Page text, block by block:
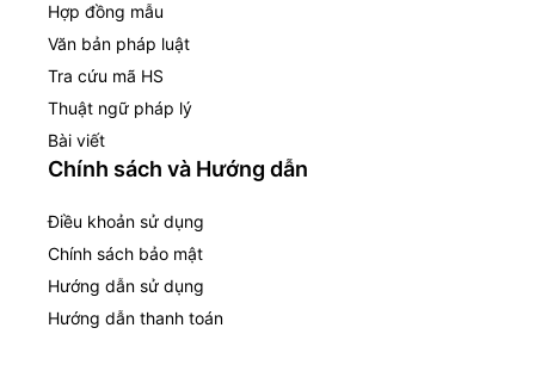
Hợp đồng mẫu
Văn bản pháp luật
Tra cứu mã HS
Thuật ngữ pháp lý
Bài viết
Chính sách và Hướng dẫn
Điều khoản sử dụng
Chính sách bảo mật
Hướng dẫn sử dụng
Hướng dẫn thanh toán